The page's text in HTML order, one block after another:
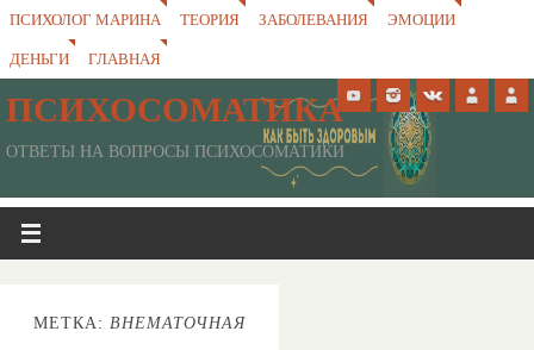
ПСИХОЛОГ МАРИНА ТЕОРИЯ ЗАБОЛЕВАНИЯ
ЭМОЦИИ
ДЕНЬГИ
ГЛАВНАЯ
ПСИХОСОМАТИКА
ОТВЕТЫ НА ВОПРОСЫ ПСИХОСОМАТИКИ
МЕТКА: ВНЕМАТОЧНАЯ